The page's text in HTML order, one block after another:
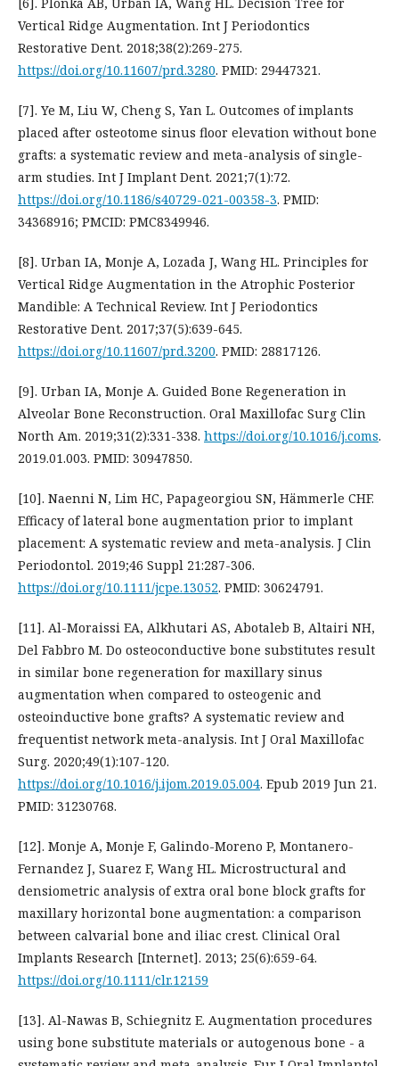
[6]. Plonka AB, Urban IA, Wang HL. Decision Tree for
Vertical Ridge Augmentation. Int J Periodontics
Restorative Dent. 2018;38(2):269-275.
https://doi.org/10.11607/prd.3280. PMID: 29447321.
[7]. Ye M, Liu W, Cheng S, Yan L. Outcomes of implants
placed after osteotome sinus floor elevation without bone
grafts: a systematic review and meta-analysis of single-
arm studies. Int J Implant Dent. 2021;7(1):72.
https://doi.org/10.1186/s40729-021-00358-3. PMID:
34368916; PMCID: PMC8349946.
[8]. Urban IA, Monje A, Lozada J, Wang HL. Principles for
Vertical Ridge Augmentation in the Atrophic Posterior
Mandible: A Technical Review. Int J Periodontics
Restorative Dent. 2017;37(5):639-645.
https://doi.org/10.11607/prd.3200. PMID: 28817126.
[9]. Urban IA, Monje A. Guided Bone Regeneration in
Alveolar Bone Reconstruction. Oral Maxillofac Surg Clin
North Am. 2019;31(2):331-338. https://doi.org/10.1016/j.coms.
2019.01.003. PMID: 30947850.
[10]. Naenni N, Lim HC, Papageorgiou SN, Hämmerle CHF.
Efficacy of lateral bone augmentation prior to implant
placement: A systematic review and meta-analysis. J Clin
Periodontol. 2019;46 Suppl 21:287-306.
https://doi.org/10.1111/jcpe.13052. PMID: 30624791.
[11]. Al-Moraissi EA, Alkhutari AS, Abotaleb B, Altairi NH,
Del Fabbro M. Do osteoconductive bone substitutes result
in similar bone regeneration for maxillary sinus
augmentation when compared to osteogenic and
osteoinductive bone grafts? A systematic review and
frequentist network meta-analysis. Int J Oral Maxillofac
Surg. 2020;49(1):107-120.
https://doi.org/10.1016/j.ijom.2019.05.004. Epub 2019 Jun 21.
PMID: 31230768.
[12]. Monje A, Monje F, Galindo-Moreno P, Montanero-
Fernandez J, Suarez F, Wang HL. Microstructural and
densiometric analysis of extra oral bone block grafts for
maxillary horizontal bone augmentation: a comparison
between calvarial bone and iliac crest. Clinical Oral
Implants Research [Internet]. 2013; 25(6):659-64.
https://doi.org/10.1111/clr.12159
[13]. Al-Nawas B, Schiegnitz E. Augmentation procedures
using bone substitute materials or autogenous bone - a